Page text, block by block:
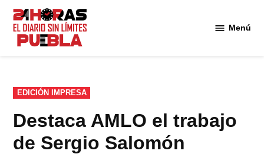
Saltar
contenido
Menú
PUBLICADO
EN
EDICIÓN IMPRESA
Destaca AMLO el trabajo
de Sergio Salomón